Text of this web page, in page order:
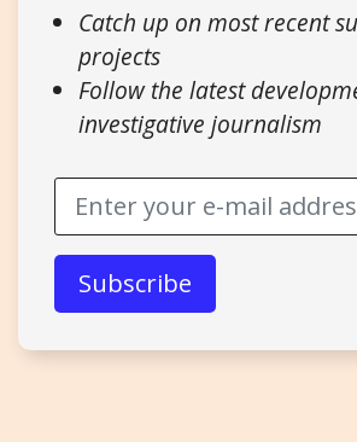
Catch up on most recent
projects
Follow the latest
investigative journalism